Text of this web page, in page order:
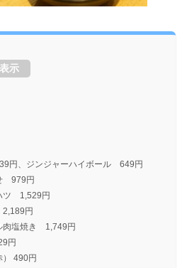
示
円、ジンジャーハイボール 649円
979円
ツ 1,529円
円
肉塩焼き 1,749円
円
） 490円